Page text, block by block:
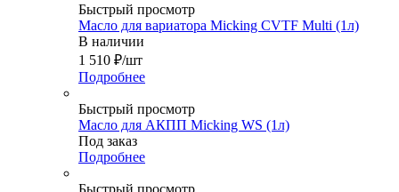
Быстрый просмотр
Масло для вариатора Micking CVTF Multi (1л)
В наличии
1 510 ₽/шт
Подробнее
Быстрый просмотр
Масло для АКПП Micking WS (1л)
Под заказ
Подробнее
Быстрый просмотр